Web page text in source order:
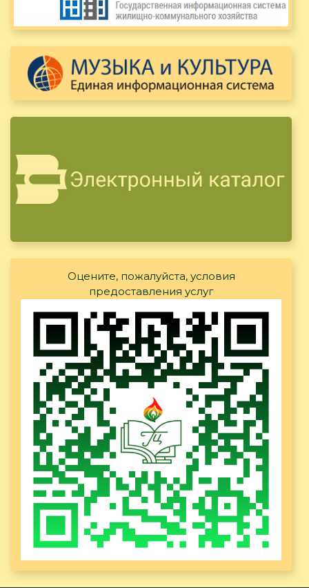
Оцените, пожалуйста, условия
предоставления услуг